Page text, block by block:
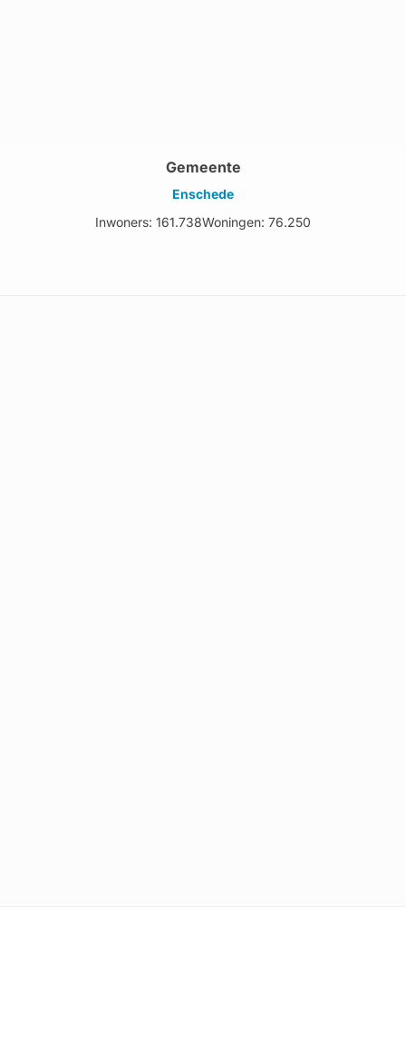
Gemeente
Enschede
Inwoners: 161.738Woningen: 76.250